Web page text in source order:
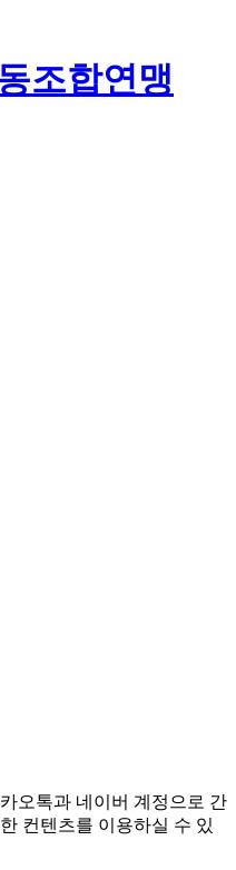
조합연맹
오톡과 네이버 계정으로 간
컨텐츠를 이용하실 수 있